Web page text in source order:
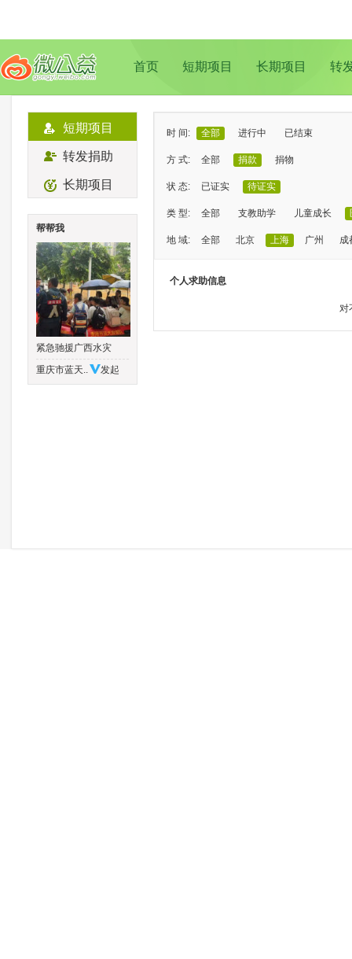
首页 短期项目 长期项目 转
短期项目
转发捐助
长期项目
帮帮我
紧急驰援广西水灾
重庆市蓝天..
发起
时 间: 全部 进行中 已结束
方 式: 全部 捐款 捐物
状 态: 已证实 待证实
类 型: 全部 支教助学 儿童成长
地 域: 全部 北京 上海 广州 成
个人求助信息
对